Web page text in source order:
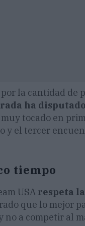
la cantidad de
ha
tocado en
y el tercer
tiempo
USA respeta
que lo mejor
a competir al